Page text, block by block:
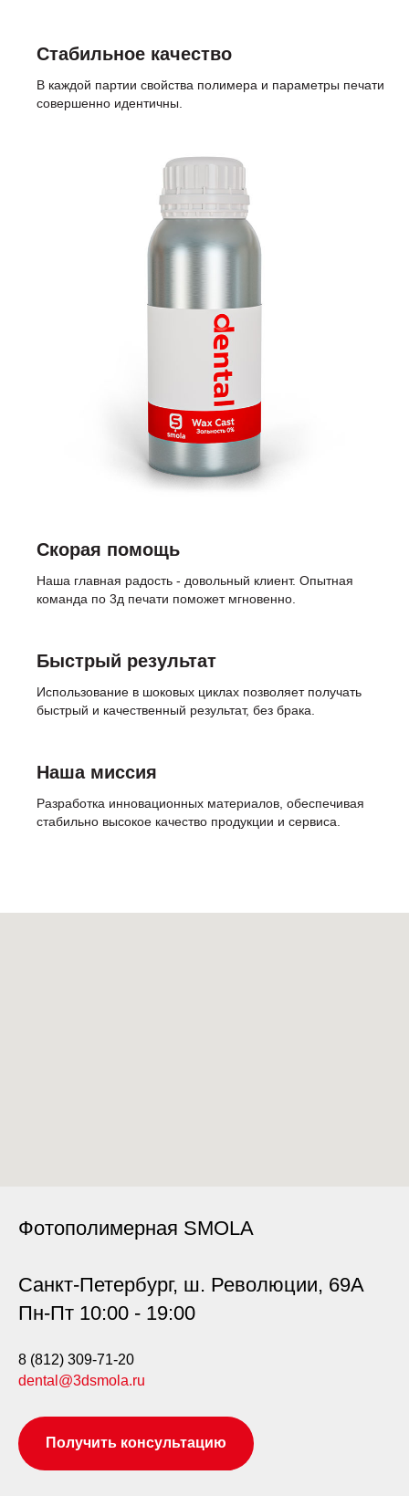
Стабильное качество
В каждой партии свойства полимера и параметры печати
совершенно идентичны.
Скорая помощь
Наша главная радость - довольный клиент. Опытная
команда по 3д печати поможет мгновенно.
Быстрый результат
Использование в шоковых циклах позволяет получать
быстрый и качественный результат, без брака.
Наша миссия
Разработка инновационных материалов, обеспечивая
стабильно высокое качество продукции и сервиса.
Фотополимерная SMOLA
Санкт-Петербург, ш. Революции, 69А
Пн-Пт 10:00 - 19:00
8 (812) 309-71-20
dental@3dsmola.ru
Получить консультацию